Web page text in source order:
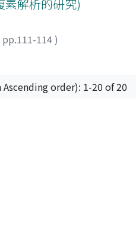
素解析的研究)
pp.111-114)
order): 1-20 of 20